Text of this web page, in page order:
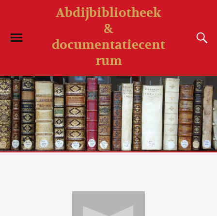
Abdijbibliotheek
&
documentatiecent
rum